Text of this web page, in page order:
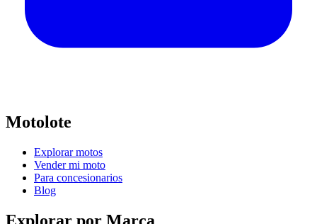
Motolote
Explorar motos
Vender mi moto
Para concesionarios
Blog
Explorar por Marca